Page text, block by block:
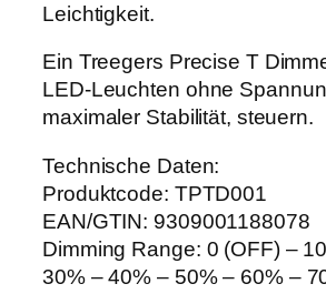
0
M
e
n
e
Leichtigkeit.
Ein Treegers Precise T
LED-Leuchten ohne
maximaler Stabilität, steuern.
Technische Daten:
Produktcode: TPTD001
EAN/GTIN: 9309001188078
Dimming Range: 0 (OFF) –
30% – 40% – 50% – 60% –